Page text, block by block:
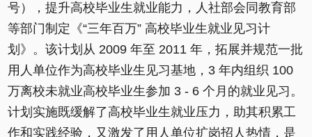
号），提升高校毕业生就业能力，人社部会同教育部
等部门制定《“三年百万” 高校毕业生就业见习计
划》。该计划从 2009 年至 2011 年，拓展并规范一批
用人单位作为高校毕业生见习基地，3 年内组织 100
万离校未就业高校毕业生参加 3 - 6 个月的就业见习。
计划实施既缓解了高校毕业生就业压力，助其积累工
作和实践经验，又激发了用人单位扩岗招人热情，是